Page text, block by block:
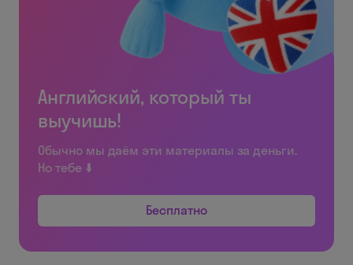
Английский, который ты
выучишь!
Обычно мы даём эти материалы за деньги.
Но тебе ⬇️
Бесплатно